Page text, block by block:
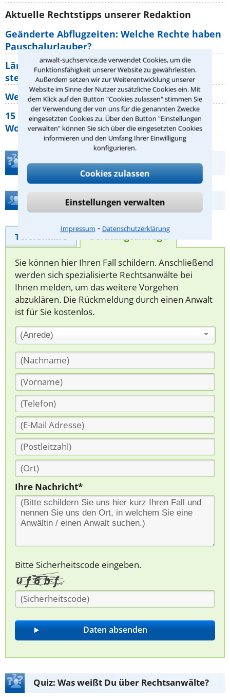
anwalt-suchservice.de verwendet Cookies, um die
Funktionsfähigkeit unserer Website zu gewährleisten.
Außerdem setzen wir zur Weiterentwicklung unserer
Website im Sinne der Nutzer zusätzliche Cookies ein. Mit
dem Klick auf den Button "Cookies zulassen" stimmen Sie
der Verwendung der von uns für die genannten Zwecke
eingesetzten Cookies zu. Über den Button "Einstellungen
verwalten" können Sie sich über die eingesetzten Cookies
informieren und den Umfang Ihrer Einwilligung
konfigurieren.
Cookies zulassen
Einstellungen verwalten
Impressum ⁃ Datenschutzerklärung
Aktuelle Rechtstipps unserer Redaktion
Geänderte Abflugzeiten: Welche Rechte haben
Pauschalurlauber?
Lärm von den Nachbarn: Welche Rechte
stehen mir zu?
Wer muss Zweitwohnungssteuer zahlen?
15 elementare Rechte, die jeder
Wohnungseigentümer kennen sollte
Teste Dein Rechtswissen
Hilfe bei Ihrer Anwaltsuche?
Telefonhilfe Beratungsanfrage
Sie können hier Ihren Fall schildern. Anschließend
werden sich spezialisierte Rechtsanwälte bei
Ihnen melden, um das weitere Vorgehen
abzuklären. Die Rückmeldung durch einen Anwalt
ist für Sie kostenlos.
(Anrede)
Ihre Nachricht*
Bitte Sicherheitscode eingeben.
Quiz: Was weißt Du über Rechtsanwälte?